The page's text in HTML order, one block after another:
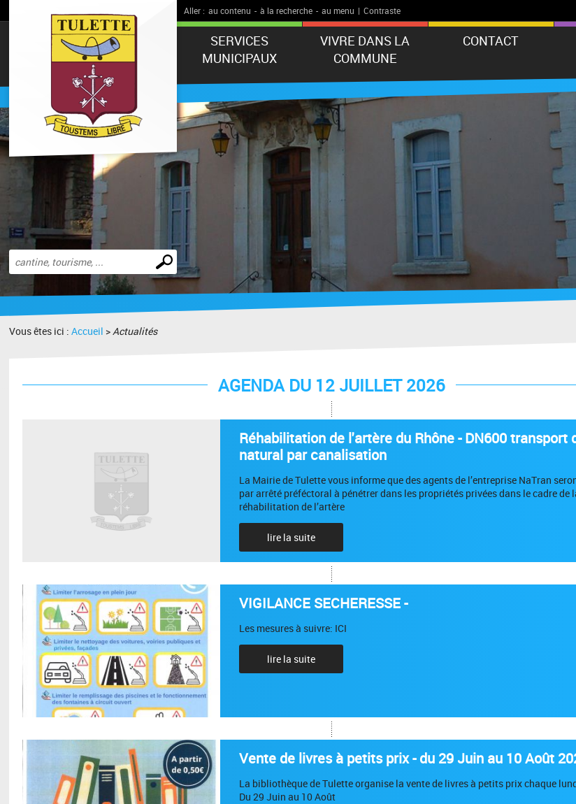
Aller : au contenu - à la recherche - au menu | Contraste
SERVICES
MUNICIPAUX
VIVRE DANS LA
COMMUNE
CONTACT
Effectuer
une
recherche
Vous êtes ici :Accueil >Actualités
AGENDA DU 12 JUILLET 2026
Réhabilitation de l'artère du Rhône - DN600 transport
natural par canalisation
La Mairie de Tulette vous informe que des agents de l’entreprise NaTran
par arrêté préféctoral à pénétrer dans les propriétés privées dans le cadre de
réhabilitation de l’artère
lire la suite
VIGILANCE SECHERESSE -
Les mesures à suivre: ICI
lire la suite
Vente de livres à petits prix - du 29 Juin au 10 Août
La bibliothèque de Tulette organise la vente de livres à petits prix chaque
Du 29 Juin au 10 Août